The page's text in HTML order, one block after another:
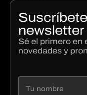
newsletter
Sé el primero en
novedades y